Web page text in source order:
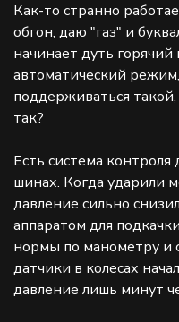
Как-то странно
обгон, даю "газ" и
начинает дуть
автоматический
поддерживаться
так?
Есть система
шинах. Когда ударили
давление сильно
аппаратом для
нормы по манометру и
датчики в колесах
давление лишь минут